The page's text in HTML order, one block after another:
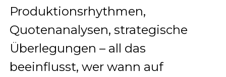
Produktionsrhythmen,
Quotenanalysen, strategische
Überlegungen – all das
beeinflusst, wer wann auf